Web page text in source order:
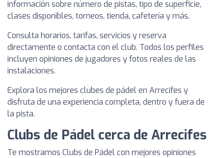
información sobre número de pistas, tipo de superficie,
clases disponibles, torneos, tienda, cafetería y más.
Consulta horarios, tarifas, servicios y reserva
directamente o contacta con el club. Todos los perfiles
incluyen opiniones de jugadores y fotos reales de las
instalaciones.
Explora los mejores clubes de pádel en Arrecifes y
disfruta de una experiencia completa, dentro y fuera de
la pista.
Clubs de Pádel cerca de Arrecifes
Te mostramos Clubs de Pádel con mejores opiniones